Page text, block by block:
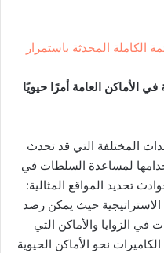
الأماكن العامة أمرًا حيويًا
المختلفة التي قد تحدث
لمساعدة السلطات في
تحديد المواقع المثالية:
حيث يمكن رصد
الزوايا والأماكن التي
نحو الأماكن الحيوية